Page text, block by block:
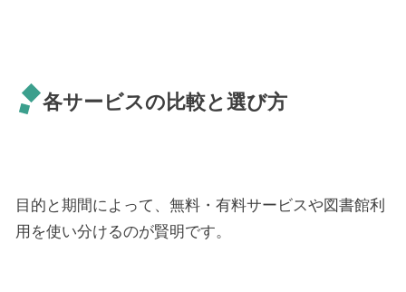
各サービスの比較と選び方
目的と期間によって、無料・有料サービスや図書館利
用を使い分けるのが賢明です。